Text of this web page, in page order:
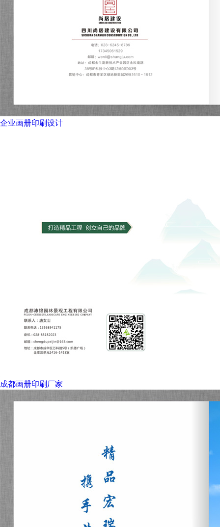
企业画册印刷设计
成都画册印刷厂家